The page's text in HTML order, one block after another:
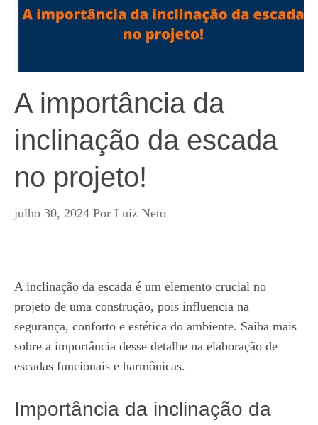
A importância da
inclinação da escada
no projeto!
julho 30, 2024 Por Luiz Neto
A inclinação da escada é um elemento crucial no
projeto de uma construção, pois influencia na
segurança, conforto e estética do ambiente. Saiba mais
sobre a importância desse detalhe na elaboração de
escadas funcionais e harmônicas.
Importância da inclinação da